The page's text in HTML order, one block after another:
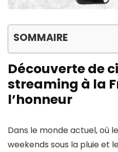
SOMMAIRE
Découverte de
streaming à la
l’honneur
Dans le monde actuel, où
weekends sous la pluie et